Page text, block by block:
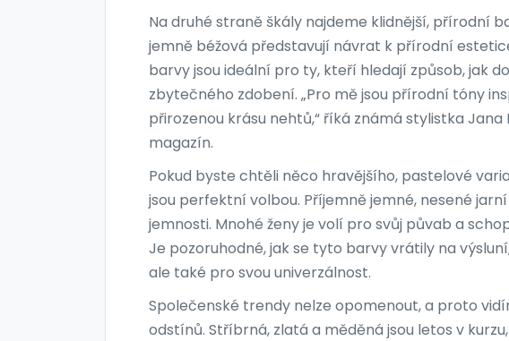
Na druhé straně škály najdeme klidnější, přírodní
jemně béžová představují návrat k přírodní
barvy jsou ideální pro ty, kteří hledají způsob, jak
zbytečného zdobení. „Pro mě jsou přírodní tóny
přirozenou krásu nehtů,“ říká známá stylistka
magazín.
Pokud byste chtěli něco hravějšího, pastelové
jsou perfektní volbou. Příjemně jemné, nesené
jemnosti. Mnohé ženy je volí pro svůj půvab a
Je pozoruhodné, jak se tyto barvy vrátily na
ale také pro svou univerzálnost.
Společenské trendy nelze opomenout, a proto
odstínů. Stříbrná, zlatá a měděná jsou letos v